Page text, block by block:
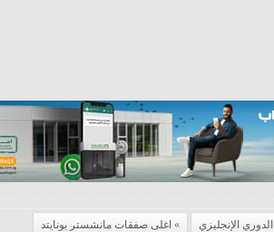
الدوري الإنجليزي اغلى صفقات مانشستر يونايتد